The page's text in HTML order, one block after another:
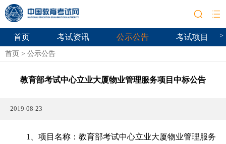
首页 考试资讯 公示公告 考试项目 >
首页 > 公示公告
教育部考试中心立业大厦物业管理服务项目中标公告
2019-08-23
1、项目名称：教育部考试中心立业大厦物业管理服务